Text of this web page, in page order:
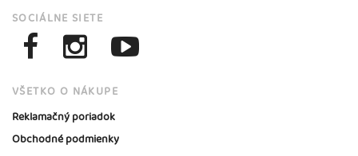
SOCIÁLNE SIETE
VŠETKO O NÁKUPE
Reklamačný poriadok
Obchodné podmienky